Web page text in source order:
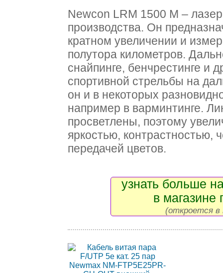
Newcon LRM 1500 М –
производства. Он
кратном увеличении и
полутора километров.
снайпинге, бенчрестинге и
спортивной стрельбы на
он и в некоторых
например в варминтинге.
просветлены, поэтому
яркостью, контрастностью,
передачей цветов.
узнать больше
в магазине
(откроется в